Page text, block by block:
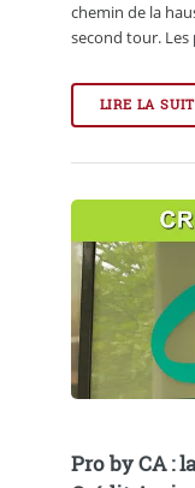
chemin de la
second tour. Les
LIRE LA
Pro by CA :